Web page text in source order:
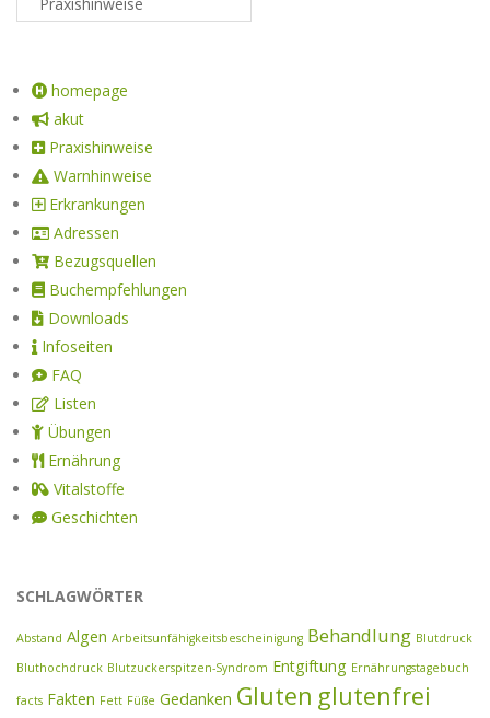
homepage
akut
Praxishinweise
Warnhinweise
Erkrankungen
Adressen
Bezugsquellen
Buchempfehlungen
Downloads
Infoseiten
FAQ
Listen
Übungen
Ernährung
Vitalstoffe
Geschichten
SCHLAGWÖRTER
Abstand Algen Arbeitsunfähigkeitsbescheinigung Behandlung Blutdruck
Bluthochdruck Blutzuckerspitzen-Syndrom Entgiftung Ernährungstagebuch
facts Fakten Fett Füße Gedanken Gluten glutenfrei